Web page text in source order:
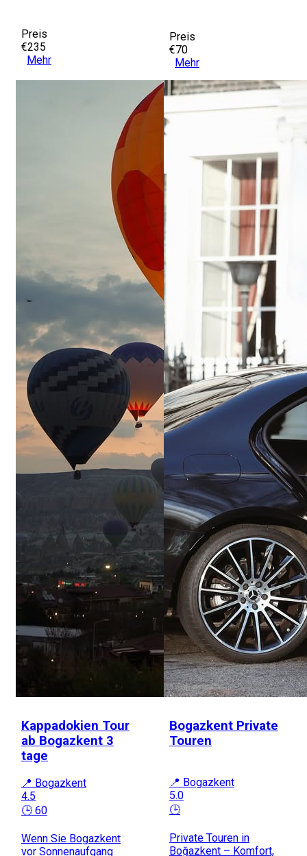
Preis
€235
Mehr
Preis
€70
Mehr
Kappadokien Tour
ab Bogazkent 3
tage
📍 Bogazkent
4.5
🕒 60
Wenn Sie Bogazkent
vor Sonnenaufgang
Bogazkent Private
Touren
📍 Bogazkent
5.0
🕒
Private Touren in
Boğazkent – Komfort,